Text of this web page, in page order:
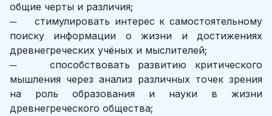
общие черты и различия;
─ стимулировать интерес к самостоятельному
поиску информации о жизни и достижениях
древнегреческих учёных и мыслителей;
─ способствовать развитию критического
мышления через анализ различных точек зрения
на роль образования и науки в жизни
древнегреческого общества;